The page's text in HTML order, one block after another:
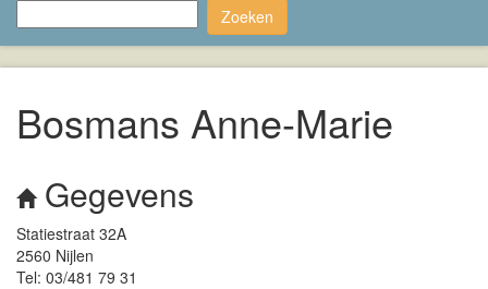
Zoeken
Bosmans Anne-Marie
Gegevens
Statiestraat 32A
2560 Nijlen
Tel: 03/481 79 31